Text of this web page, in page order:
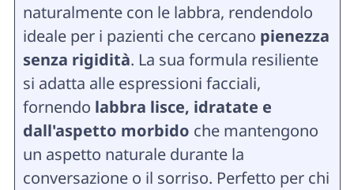
naturalmente con le labbra, rendendolo
ideale per i pazienti che cercano pienezza
senza rigidità. La sua formula resiliente
si adatta alle espressioni facciali,
fornendo labbra lisce, idratate e
dall'aspetto morbido che mantengono
un aspetto naturale durante la
conversazione o il sorriso. Perfetto per chi